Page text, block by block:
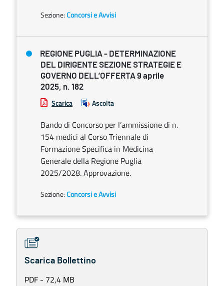
Sezione:Concorsi e Avvisi
REGIONE PUGLIA - DETERMINAZIONE
DEL DIRIGENTE SEZIONE STRATEGIE E
GOVERNO DELL’OFFERTA 9 aprile
2025, n. 182
Scarica Ascolta
Bando di Concorso per l’ammissione di n.
154 medici al Corso Triennale di
Formazione Specifica in Medicina
Generale della Regione Puglia
2025/2028. Approvazione.
Sezione:Concorsi e Avvisi
Scarica Bollettino
PDF - 72,4 MB